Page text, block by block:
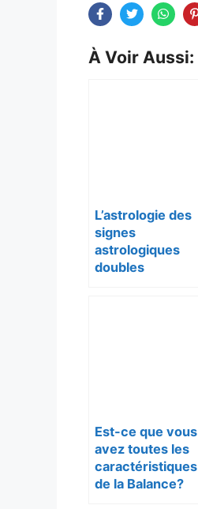
À Voir Aussi:
L’astrologie des
signes
astrologiques
doubles
Est-ce que vous
avez toutes les
caractéristiques
de la Balance?